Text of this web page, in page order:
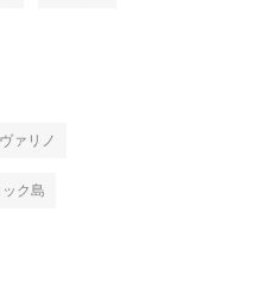
ァリノ
ク島